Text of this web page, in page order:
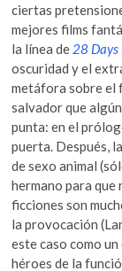
ciertas
mejores films
la línea de 28 Days
oscuridad y el
metáfora sobre el
salvador que
punta: en el
puerta. Después,
de sexo animal
hermano para que
ficciones son
la provocación
este caso como
héroes de la